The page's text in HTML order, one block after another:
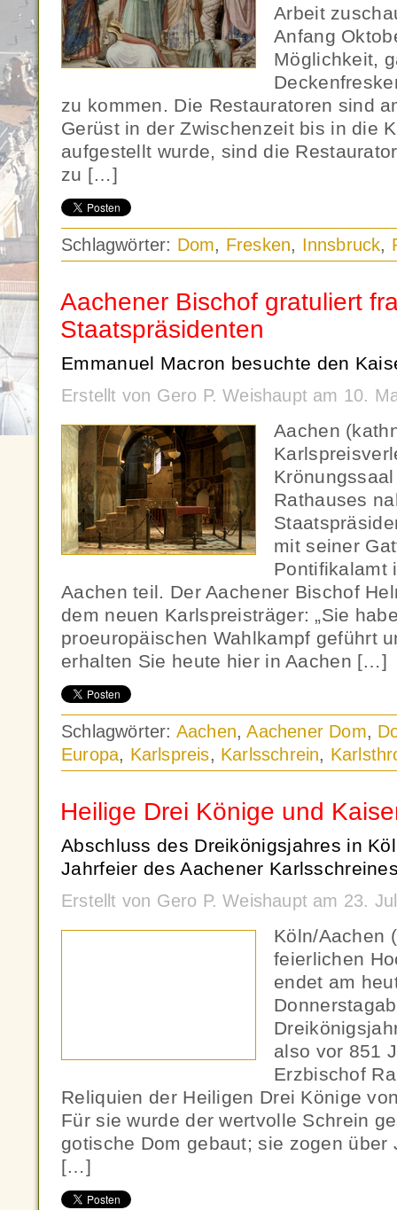
Arbeit
Anfang
Möglichkeit,
zu kommen. Die Restauratoren sind
Gerüst in der Zwischenzeit bis in die
aufgestellt wurde, sind die
zu […]
Schlagwörter: Dom, Fresken, Innsbruck,
Aachener Bischof gratuliert
Staatspräsidenten
Emmanuel Macron besuchte den
Erstellt von Gero P. Weishaupt am 10.
Aachen
Rathauses
mit seiner
Pontifikalamt
Aachen teil. Der Aachener Bischof
dem neuen Karlspreisträger: „Sie
proeuropäischen Wahlkampf geführt
erhalten Sie heute hier in Aachen […]
Schlagwörter: Aachen,Aachener Dom,
Europa, Karlspreis, Karlsschrein,
Heilige Drei Könige und
Abschluss des Dreikönigsjahres in
Jahrfeier des Aachener
Erstellt von Gero P. Weishaupt am 23.
Köln/Aachen
feierlichen
endet am
also vor 851
Erzbischof
Reliquien der Heiligen Drei Könige
Für sie wurde der wertvolle Schrein
gotische Dom gebaut; sie zogen über
[…]